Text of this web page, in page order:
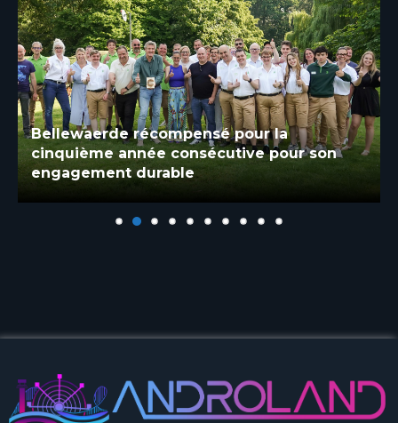
Bellewaerde récompensé pour la
cinquième année consécutive pour son
engagement durable